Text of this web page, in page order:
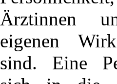
Ärztinnen
eigenen
sind. Eine